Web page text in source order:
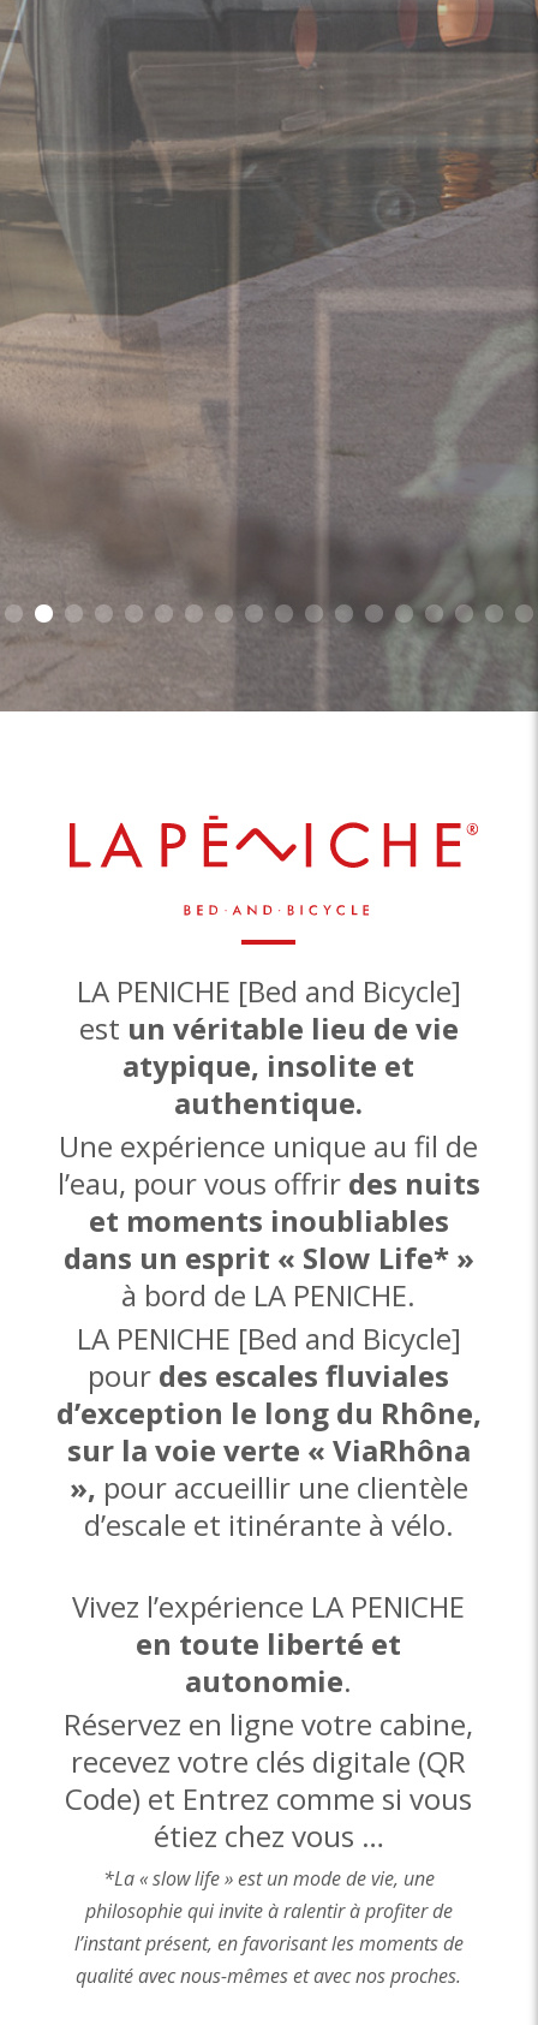
LA PENICHE [Bed and Bicycle]
est un véritable lieu de vie
atypique, insolite et
authentique.
Une expérience unique au fil de
l’eau, pour vous offrir des nuits
et moments inoubliables
dans un esprit « Slow Life* »
à bord de LA PENICHE.
LA PENICHE [Bed and Bicycle]
pour des escales fluviales
d’exception le long du Rhône,
sur la voie verte « ViaRhôna
», pour accueillir une clientèle
d’escale et itinérante à vélo.
Vivez l’expérience LA PENICHE
en toute liberté et
autonomie.
Réservez en ligne votre cabine,
recevez votre clés digitale (QR
Code) et Entrez comme si vous
étiez chez vous …
*La « slow life » est un mode de vie, une
philosophie qui invite à ralentir à profiter de
l’instant présent, en favorisant les moments de
qualité avec nous-mêmes et avec nos proches.